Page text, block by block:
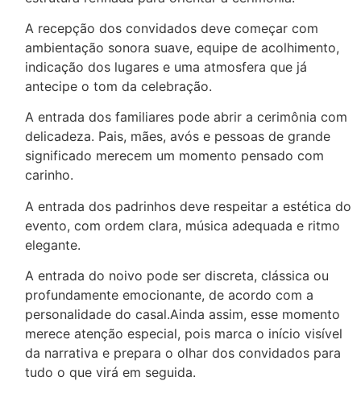
A recepção dos convidados deve começar com
ambientação sonora suave, equipe de acolhimento,
indicação dos lugares e uma atmosfera que já
antecipe o tom da celebração.
A entrada dos familiares pode abrir a cerimônia com
delicadeza. Pais, mães, avós e pessoas de grande
significado merecem um momento pensado com
carinho.
A entrada dos padrinhos deve respeitar a estética do
evento, com ordem clara, música adequada e ritmo
elegante.
A entrada do noivo pode ser discreta, clássica ou
profundamente emocionante, de acordo com a
personalidade do casal.Ainda assim, esse momento
merece atenção especial, pois marca o início visível
da narrativa e prepara o olhar dos convidados para
tudo o que virá em seguida.